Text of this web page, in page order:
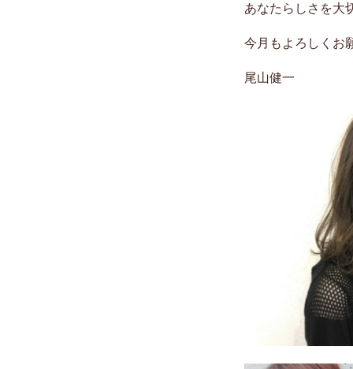
あなたらしさを大
今月もよろしくお
尾山健一